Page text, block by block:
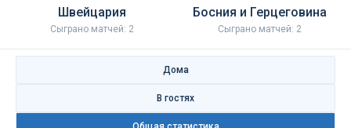
Швейцария
Сыграно матчей: 2
Босния и Герцеговина
Сыграно матчей: 2
Дома
В гостях